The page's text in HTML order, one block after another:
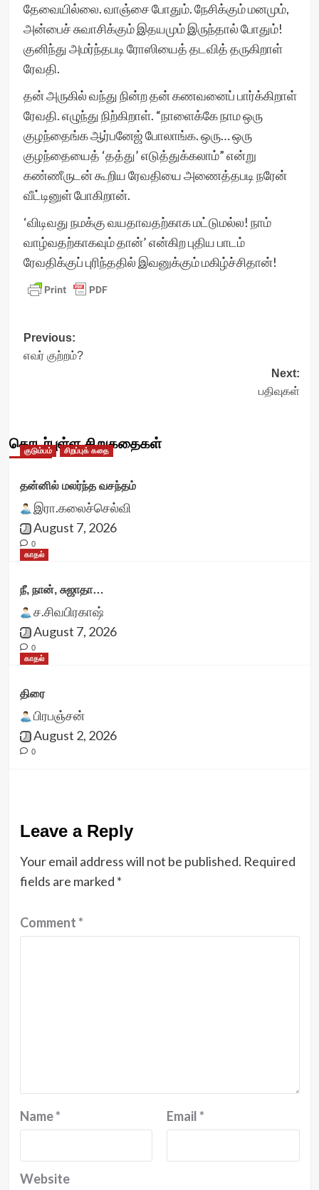
தேவையில்லை. வாஞ்சை போதும். நேசிக்கும் மனமும்,
அன்பைச் சுவாசிக்கும் இதயமும் இருந்தால் போதும்!
குனிந்து அமர்ந்தபடி ரோஸியைத் தடவித் தருகிறாள்
ரேவதி.
தன் அருகில் வந்து நின்ற தன் கணவனைப் பார்க்கிறாள்
ரேவதி. எழுந்து நிற்கிறாள். “நாளைக்கே நாம ஒரு
குழந்தைங்க ஆர்பனேஜ் போலாங்க. ஒரு… ஒரு
குழந்தையைத் ‘தத்து’ எடுத்துக்கலாம்” என்று
கண்ணீருடன் கூறிய ரேவதியை அணைத்தபடி நரேன்
வீட்டினுள் போகிறான்.
‘விடிவது நமக்கு வயதாவதற்காக மட்டுமல்ல! நாம்
வாழ்வதற்காகவும் தான்’ என்கிற புதிய பாடம்
ரேவதிக்குப் புரிந்ததில் இவனுக்கும் மகிழ்ச்சிதான்!
Post
navigation
Previous:
எவர் குற்றம்?
Next:
பதிவுகள்
தொடர்புள்ள சிறுகதைகள்
குடும்பம் சிறப்புக் கதை
தன்னில் மலர்ந்த வசந்தம்
இரா.கலைச்செல்வி
August 7, 2026
0
காதல்
நீ, நான், சுஜாதா…
ச.சிவபிரகாஷ்
August 7, 2026
0
காதல்
திரை
பிரபஞ்சன்
August 2, 2026
0
Leave a Reply
Your email address will not be published. Required
fields are marked *
Comment*
Name* Email*
Website